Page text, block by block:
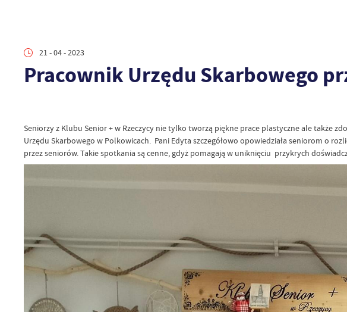
21 - 04 - 2023
Pracownik Urzędu Skarbowego
Seniorzy z Klubu Senior + w Rzeczycy nie tylko tworzą piękne prace plastyczne ale także
Urzędu Skarbowego w Polkowicach. Pani Edyta szczegółowo opowiedziała seniorom o
przez seniorów. Takie spotkania są cenne, gdyż pomagają w uniknięciu przykrych